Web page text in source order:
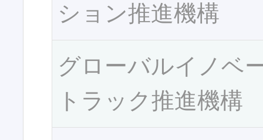
ション推進機構
グローバルイノベ
トラック推進機構